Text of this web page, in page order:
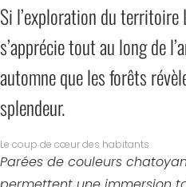
Si l’exploration du
s’apprécie tout au long de
automne que les forêts
splendeur.
Le coup de cœur des habitants
Parées de couleurs